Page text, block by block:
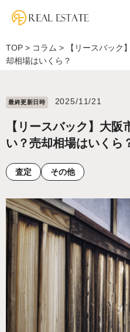
TOP > コラム >
【リースバック
却相場はいくら？
最終更新⽇時 2025/11/21
【リースバック】大
い？売却相場はいくら
査定 その他